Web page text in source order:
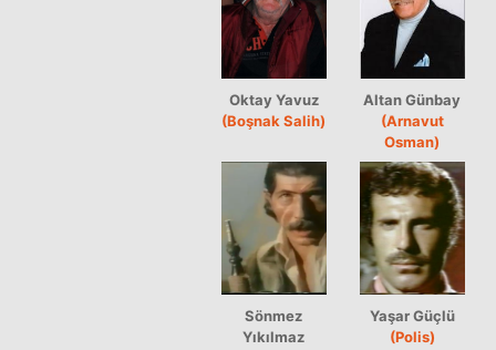
Oktay Yavuz
(Boşnak Salih)
Altan Günbay
(Arnavut
Osman)
Sönmez
Yıkılmaz
Yaşar Güçlü
(Polis)